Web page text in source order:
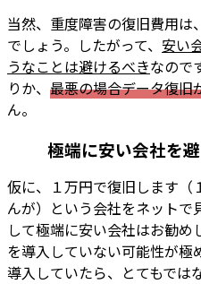
当然、重度障害の復旧費用
でしょう。したがって、 安い
うなことは避けるべきなので
りか、 最悪の場合データ復旧
ん。
極端に安い会社を
仮に、１万円で復旧します（
んが）という会社をネットで
して極端に安い会社はお勧
を導入していない可能性が極
導入していたら、とてもでは